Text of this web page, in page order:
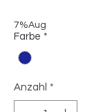
7%Aug
Farbe *
Anzahl *